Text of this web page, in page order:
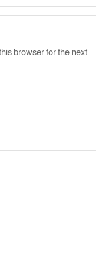
browser for the next